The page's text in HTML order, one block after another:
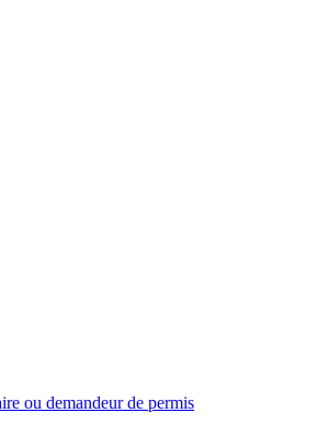
ou demandeur de permis